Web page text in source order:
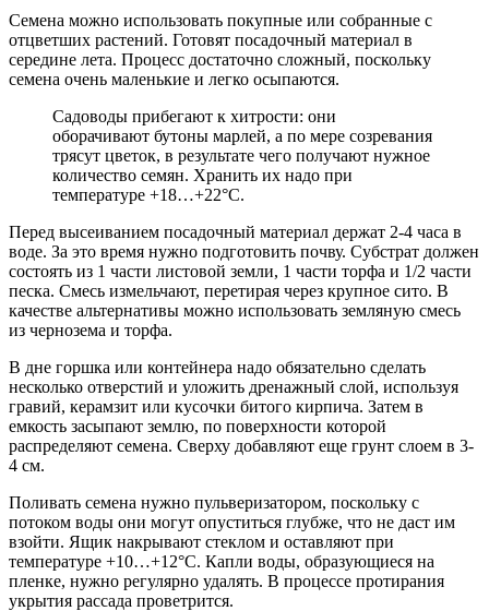
Семена можно использовать покупные или собранные с
отцветших растений. Готовят посадочный материал в
середине лета. Процесс достаточно сложный, поскольку
семена очень маленькие и легко осыпаются.
Садоводы прибегают к хитрости: они
оборачивают бутоны марлей, а по мере созревания
трясут цветок, в результате чего получают нужное
количество семян. Хранить их надо при
температуре +18…+22°С.
Перед высеиванием посадочный материал держат 2-4 часа в
воде. За это время нужно подготовить почву. Субстрат должен
состоять из 1 части листовой земли, 1 части торфа и 1/2 части
песка. Смесь измельчают, перетирая через крупное сито. В
качестве альтернативы можно использовать земляную смесь
из чернозема и торфа.
В дне горшка или контейнера надо обязательно сделать
несколько отверстий и уложить дренажный слой, используя
гравий, керамзит или кусочки битого кирпича. Затем в
емкость засыпают землю, по поверхности которой
распределяют семена. Сверху добавляют еще грунт слоем в 3-
4 см.
Поливать семена нужно пульверизатором, поскольку с
потоком воды они могут опуститься глубже, что не даст им
взойти. Ящик накрывают стеклом и оставляют при
температуре +10…+12°С. Капли воды, образующиеся на
пленке, нужно регулярно удалять. В процессе протирания
укрытия рассада проветрится.